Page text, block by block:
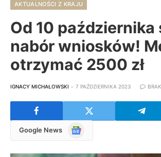
AKTUALNOŚCI Z KRAJU
Od 10
nabór wniosków!
otrzymać 2500 zł
IGNACY MICHAŁOWSKI 7 PAŹDZIERNIKA 2023
Google News
Google